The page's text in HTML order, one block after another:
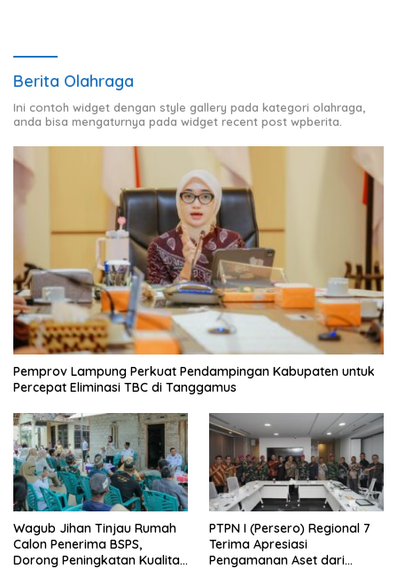
Berita Olahraga
Ini contoh widget dengan style gallery pada kategori olahraga,
anda bisa mengaturnya pada widget recent post wpberita.
Pemprov Lampung Perkuat Pendampingan Kabupaten untuk
Percepat Eliminasi TBC di Tanggamus
Wagub Jihan Tinjau Rumah
Calon Penerima BSPS,
Dorong Peningkatan Kualitas
PTPN I (Persero) Regional 7
Terima Apresiasi
Pengamanan Aset dari